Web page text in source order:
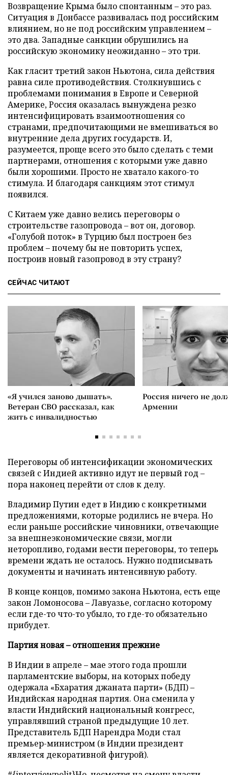
Возвращение Крыма было спонтанным – это раз.
Ситуация в Донбассе развивалась под российским
влиянием, но не под российским управлением –
это два. Западные санкции обрушились на
российскую экономику неожиданно – это три.
Как гласит третий закон Ньютона, сила действия
равна силе противодействия. Столкнувшись с
проблемами понимания в Европе и Северной
Америке, Россия оказалась вынуждена резко
интенсифицировать взаимоотношения со
странами, предпочитающими не вмешиваться во
внутренние дела других государств. И,
разумеется, проще всего это было сделать с теми
партнерами, отношения с которыми уже давно
были хорошими. Просто не хватало какого-то
стимула. И благодаря санкциям этот стимул
появился.
С Китаем уже давно велись переговоры о
строительстве газопровода – вот он, договор.
«Голубой поток» в Турцию был построен без
проблем – почему бы не повторить успех,
построив новый газопровод в эту страну?
СЕЙЧАС ЧИТАЮТ
«Я учился заново дышать».
Ветеран СВО рассказал, как
жить с инвалидностью
Россия ничего не
Армении
Переговоры об интенсификации экономических
связей с Индией активно идут не первый год –
пора наконец перейти от слов к делу.
Владимир Путин едет в Индию с конкретными
предложениями, которые родились не вчера. Но
если раньше российские чиновники, отвечающие
за внешнеэкономические связи, могли
неторопливо, годами вести переговоры, то теперь
времени ждать не осталось. Нужно подписывать
документы и начинать интенсивную работу.
В конце концов, помимо закона Ньютона, есть еще
закон Ломоносова – Лавуазье, согласно которому
если где-то что-то убыло, то где-то обязательно
прибудет.
Партия новая – отношения прежние
В Индии в апреле – мае этого года прошли
парламентские выборы, на которых победу
одержала «Бхаратия джаната парти» (БДП) –
Индийская народная партия. Она сменила у
власти Индийский национальный конгресс,
управлявший страной предыдущие 10 лет.
Представитель БДП Нарендра Моди стал
премьер-министром (в Индии президент
является декоративной фигурой).